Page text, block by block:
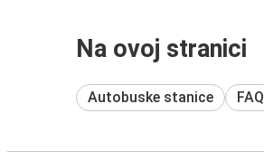
Na ovoj stranici
Autobuske stanice FAQ